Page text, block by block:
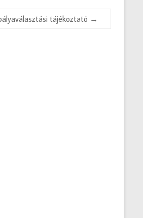
tájékoztató →